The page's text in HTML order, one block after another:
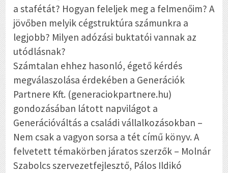
a stafétát? Hogyan feleljek meg a felmenőim? A
jövőben melyik cégstruktúra számunkra a
legjobb? Milyen adózási buktatói vannak az
utódlásnak?
Számtalan ehhez hasonló, égető kérdés
megválaszolása érdekében a Generációk
Partnere Kft. (generaciokpartnere.hu)
gondozásában látott napvilágot a
Generációváltás a családi vállalkozásokban –
Nem csak a vagyon sorsa a tét című könyv. A
felvetett témakörben járatos szerzők – Molnár
Szabolcs szervezetfejlesztő, Pálos Ildikó